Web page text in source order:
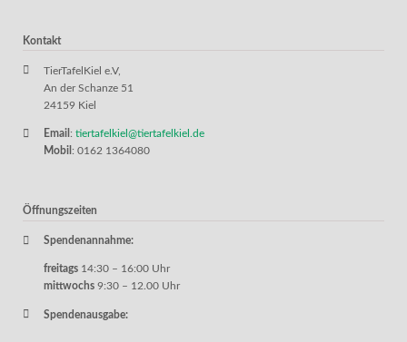
Kontakt
TierTafelKiel e.V,
An der Schanze 51
24159 Kiel
Email : tiertafelkiel@tiertafelkiel.de
Mobil : 0162 1364080
Öffnungszeiten
Spendenannahme:
freitags 14:30 – 16:00 Uhr
mittwochs 9:30 – 12.00 Uhr
Spendenausgabe: